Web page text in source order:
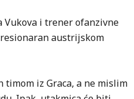
Vukova i trener ofanzivne
austrijskom
iz Graca, a ne mislim